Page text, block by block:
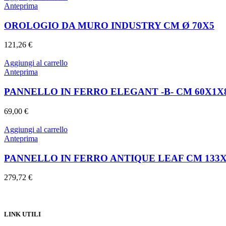
Anteprima
OROLOGIO DA MURO INDUSTRY CM Ø 70X5
121,26 €
Aggiungi al carrello
Anteprima
PANNELLO IN FERRO ELEGANT -B- CM
69,00 €
Aggiungi al carrello
Anteprima
PANNELLO IN FERRO ANTIQUE LEAF CM
279,72 €
LINK UTILI